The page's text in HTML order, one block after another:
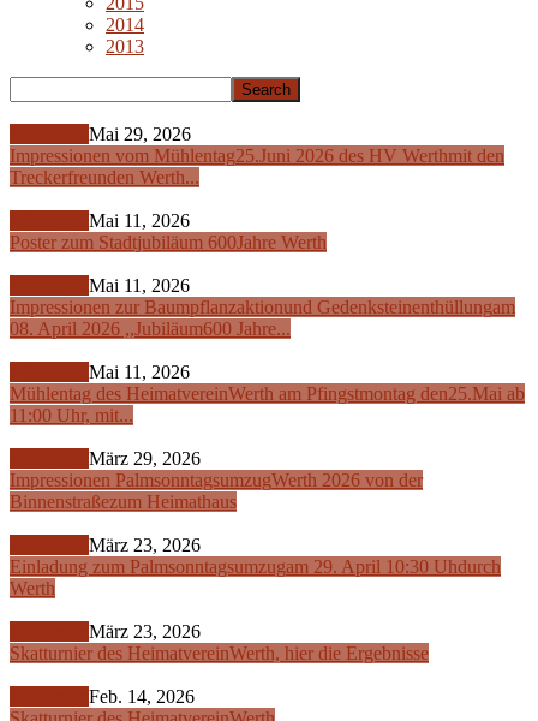
2014
2013
Mai 29, 2026
Impressionen vom Mühlentag25.Juni 2026 des HV Werthmit den
Treckerfreunden Werth...
Mai 11, 2026
Poster zum Stadtjubiläum 600Jahre Werth
Mai 11, 2026
Impressionen zur Baumpflanzaktionund Gedenksteinenthüllungam
08. April 2026 ,,Jubiläum600 Jahre...
Mai 11, 2026
Mühlentag des HeimatvereinWerth am Pfingstmontag den25.Mai ab
11:00 Uhr, mit...
März 29, 2026
Impressionen PalmsonntagsumzugWerth 2026 von der
Binnenstraßezum Heimathaus
März 23, 2026
Einladung zum Palmsonntagsumzugam 29. April 10:30 Uhdurch
Werth
März 23, 2026
Skatturnier des HeimatvereinWerth, hier die Ergebnisse
Feb. 14, 2026